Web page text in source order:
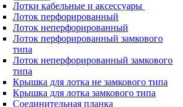
Лотки кабельные и аксессуары
Лоток перфорированный
Лоток неперфорированный
Лоток перфорированный замкового
типа
Лоток неперфорированный замкового
типа
Крышка для лотка не замкового типа
Крышка для лотка замкового типа
Соединительная планка